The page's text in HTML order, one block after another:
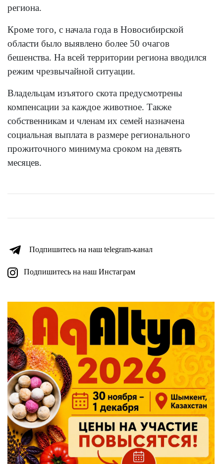
региона.
Кроме того, с начала года в Новосибирской
области было выявлено более 50 очагов
бешенства. На всей территории региона вводился
режим чрезвычайной ситуации.
Владельцам изъятого скота предусмотрены
компенсации за каждое животное. Также
собственникам и членам их семей назначена
социальная выплата в размере регионального
прожиточного минимума сроком на девять
месяцев.
Подпишитесь на наш telegram-канал
Подпишитесь на наш Инстаграм